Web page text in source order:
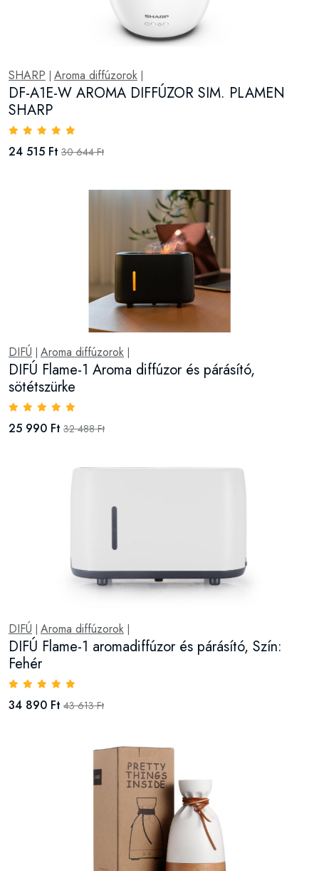
SHARP Aroma diffúzorok
DF-A1E-W AROMA DIFFÚZOR SIM. PLAMEN
SHARP
24 515 Ft 30 644 Ft
DIFÚ Aroma diffúzorok
DIFÚ Flame-1 Aroma diffúzor és párásító,
sötétszürke
25 990 Ft 32 488 Ft
DIFÚ Aroma diffúzorok
DIFÚ Flame-1 aromadiffúzor és párásító, Szín:
Fehér
34 890 Ft 43 613 Ft